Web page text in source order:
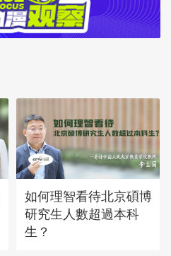
如何理智看待北京碩博
研究生人數超過本科
生？